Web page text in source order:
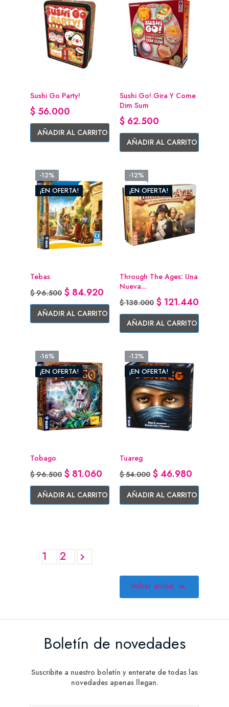
Sushi Go Party!
Precio
$ 56.000
AÑADIR AL CARRITO
Sushi Go! Gira Y Come
Dim Sum
Precio
$ 62.500
AÑADIR AL CARRITO
¡EN OFERTA!
-12%
Tebas
Precio base
$ 96.500 Precio
$ 84.920
AÑADIR AL CARRITO
¡EN OFERTA!
-12%
Through The Ages: Una
Nueva...
Precio base
$ 138.000 Precio
$ 121.440
AÑADIR AL CARRITO
¡EN OFERTA!
-16%
Tobago
Precio base
$ 96.500 Precio
$ 81.060
AÑADIR AL CARRITO
¡EN OFERTA!
-13%
Tuareg
Precio base
$ 54.000 Precio
$ 46.980
AÑADIR AL CARRITO
1 2 
Volver arriba 
Boletín de novedades
Suscribite a nuestro boletín y enterate de todas las
novedades apenas llegan.